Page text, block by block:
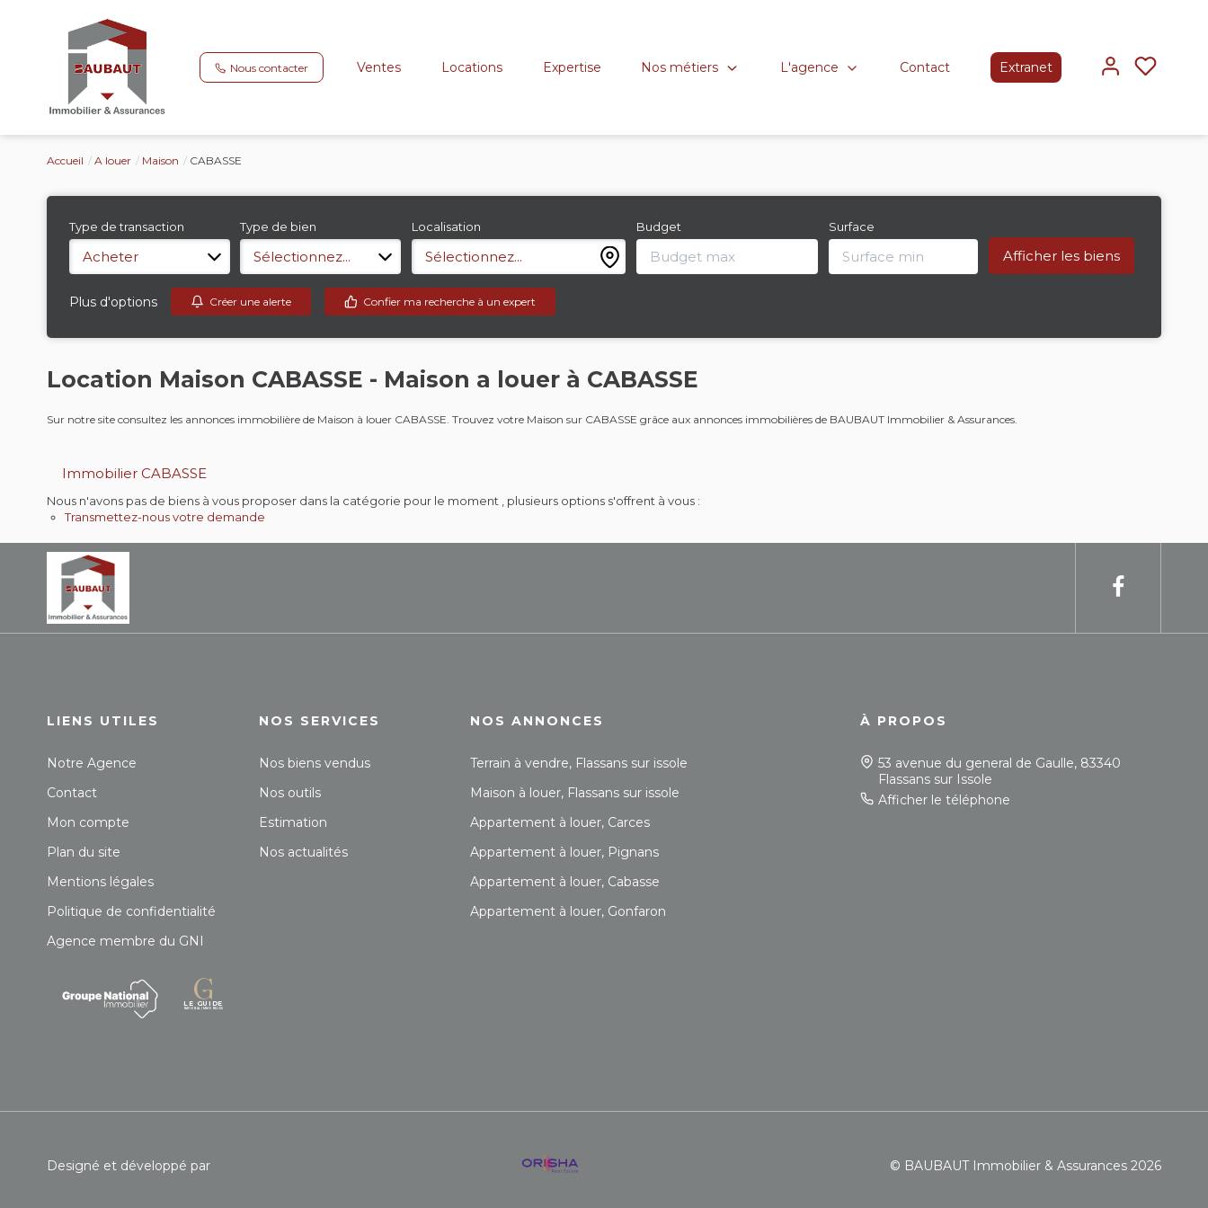
Nous contacter Ventes Locations Expertise Nos métiers L'agence Contact Extranet
Accueil A louer Maison CABASSE
Type de transaction
Acheter
Type de bien
Sélectionnez...
Localisation
Sélectionnez...
Budget Surface
Plus d'options Créer une alerte Confier ma recherche à un expert
Location Maison CABASSE - Maison a louer à CABASSE
Sur notre site consultez les annonces immobilière de Maison à louer CABASSE. Trouvez votre Maison sur CABASSE grâce aux annonces immobilières de BAUBAUT Immobilier & Assurances.
Immobilier CABASSE
Nous n'avons pas de biens à vous proposer dans la catégorie pour le moment , plusieurs options s'offrent à vous :
Transmettez-nous votre demande
LIENS UTILES
Notre Agence
Contact
Mon compte
Plan du site
Mentions légales
Politique de confidentialité
Agence membre du GNI
NOS SERVICES
Nos biens vendus
Nos outils
Estimation
Nos actualités
NOS ANNONCES
Terrain à vendre, Flassans sur issole
Maison à louer, Flassans sur issole
Appartement à louer, Carces
Appartement à louer, Pignans
Appartement à louer, Cabasse
Appartement à louer, Gonfaron
À PROPOS
53 avenue du general de Gaulle, 83340
Flassans sur Issole
Afficher le téléphone
Designé et développé par © BAUBAUT Immobilier & Assurances 2026